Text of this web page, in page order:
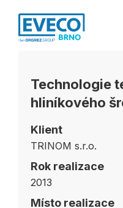
Technologie
hliníkového
Klient
TRINOM s.r.o.
Rok realizace
2013
Místo realizace